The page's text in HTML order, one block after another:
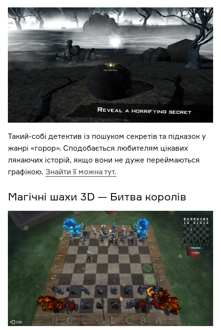
Такий-собі детектив із пошуком секретів та підказок у
жанрі «горор». Сподобається любителям цікавих
лякаючих історій, якщо вони не дуже переймаються
графікою. Знайти її можна тут.
Магічні шахи 3D — Битва королів